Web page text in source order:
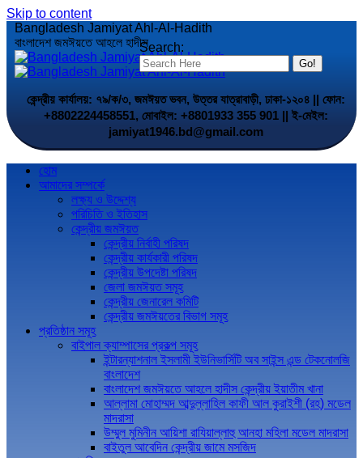
Skip to content
Search:
Bangladesh Jamiyat Ahl-Al-Hadith
বাংলাদেশ জমঈয়তে আহলে হাদীস
কেন্দ্রীয় কার্যালয়: ৭৯/ক/৩, জমঈয়ত ভবন, উত্তর যাত্রাবাড়ী, ঢাকা-১২০৪ || ফোন:
+8802224458551, মোবাইল: +8801933 355 901 || ই-মেইল:
jamiyat1946.bd@gmail.com
হোম
আমাদের সম্পর্কে
লক্ষ্য ও উদ্দেশ্য
পরিচিতি ও ইতিহাস
কেন্দ্রীয় জমঈয়ত
কেন্দ্রীয় নির্বাহী পরিষদ
কেন্দ্রীয় কার্যকারী পরিষদ
কেন্দ্রীয় উপদেষ্টা পরিষদ
জেলা জমঈয়ত সমূহ
কেন্দ্রীয় জেনারেল কমিটি
কেন্দ্রীয় জমঈয়তের বিভাগ সমূহ
প্রতিষ্ঠান সমূহ
বাইপাল ক্যাম্পাসের প্রকল্প সমূহ
ইন্টারন্যাশনাল ইসলামী ইউনিভার্সিটি অব সাইন্স এন্ড টেকনোলজি
বাংলাদেশ
বাংলাদেশ জমঈয়তে আহলে হাদীস কেন্দ্রীয় ইয়াতীম খানা
আল্লামা মোহাম্মদ আব্দুল্লাহিল কাফী আল কুরাইশী (রহ) মডেল
মাদরাসা
উম্মুল মুমিনীন আয়িশা রাযিয়াল্লাহু আনহা মহিলা মডেল মাদরাসা
বাইতুল আবেদিন কেন্দ্রীয় জামে মসজিদ